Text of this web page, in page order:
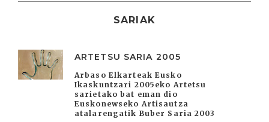
SARIAK
ARTETSU SARIA 2005
Arbaso Elkarteak Eusko
Ikaskuntzari 2005eko Artetsu
sarietako bat eman dio
Euskonewseko Artisautza
atalarengatik Buber Saria 2003